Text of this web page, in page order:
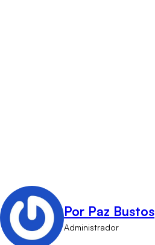
Por Paz Bustos
Administrador